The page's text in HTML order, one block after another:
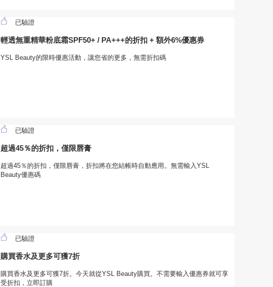
已驗證
輕透無重精華粉底霜SPF50+ / PA+++的折扣 + 額外6%優惠券
YSL Beauty的限時優惠活動，讓您省的更多，無需折扣碼
已驗證
超過45％的折扣，僅限唇膏
超過45％的折扣，僅限唇膏，折扣將在您結帳時自動應用。無需輸入YSL
Beauty優惠碼
已驗證
購買香水及更多可獲7折
購買香水及更多可獲7折。今天就從YSL Beauty購買。不需要輸入優惠券就可享
受折扣，立即訂購